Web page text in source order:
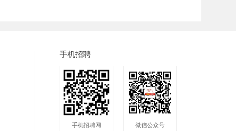
学徒工 车位工
抛光工 空调工
工人
手机招聘
手机招聘网 微信公众号